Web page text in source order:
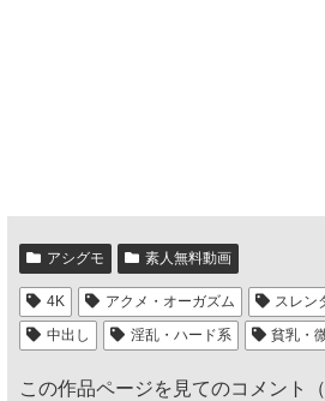
アシグモ 素人無料動画
4K アクメ・オーガズム スレン
中出し
淫乱・ハード系 貧乳・
この作品ページを見てのコメント